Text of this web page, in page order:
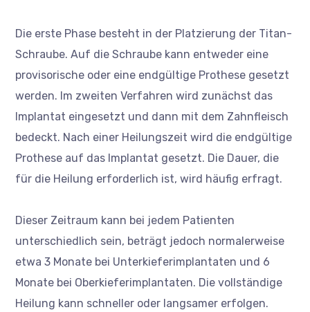
Die erste Phase besteht in der Platzierung der Titan-
Schraube. Auf die Schraube kann entweder eine
provisorische oder eine endgültige Prothese gesetzt
werden. Im zweiten Verfahren wird zunächst das
Implantat eingesetzt und dann mit dem Zahnfleisch
bedeckt. Nach einer Heilungszeit wird die endgültige
Prothese auf das Implantat gesetzt. Die Dauer, die
für die Heilung erforderlich ist, wird häufig erfragt.
Dieser Zeitraum kann bei jedem Patienten
unterschiedlich sein, beträgt jedoch normalerweise
etwa 3 Monate bei Unterkieferimplantaten und 6
Monate bei Oberkieferimplantaten. Die vollständige
Heilung kann schneller oder langsamer erfolgen.